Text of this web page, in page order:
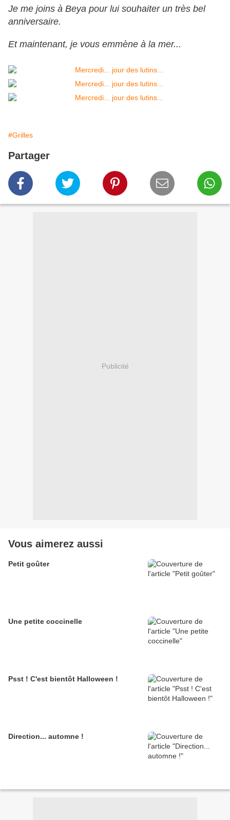
Je me joins à Beya pour lui souhaiter un très bel
anniversaire.
Et maintenant, je vous emmène à la mer...
#Grilles
Partager
Publicité
Vous aimerez aussi
Petit goûter
Une petite coccinelle
Psst ! C'est bientôt Halloween !
Direction... automne !